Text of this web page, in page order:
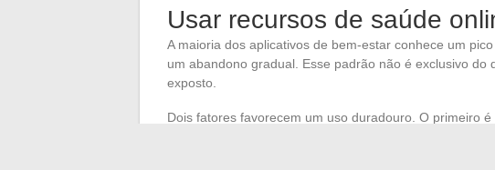
Usar recursos de saúde
A maioria dos aplicativos de bem-estar conhece um
um abandono gradual. Esse padrão não é exclusivo
exposto.
Dois fatores favorecem um uso duradouro. O primeiro